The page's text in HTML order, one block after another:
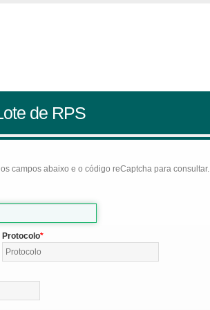
de RPS
campos abaixo e o código reCaptcha para consultar.
Protocolo